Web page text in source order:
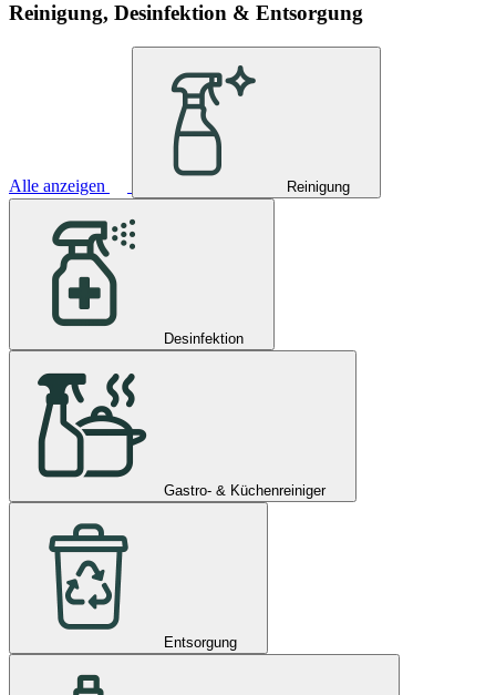
Reinigung, Desinfektion & Entsorgung
Alle anzeigen Reinigung
Desinfektion
Gastro- & Küchenreiniger
Entsorgung